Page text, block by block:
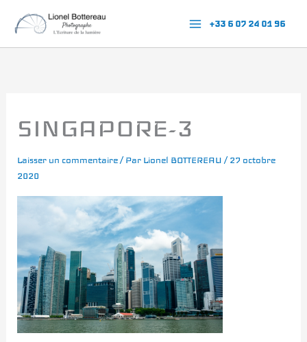
+33 6 07 24 01 96
SINGAPORE-3
Laisser un commentaire / Par Lionel BOTTEREAU/27 octobre
2020